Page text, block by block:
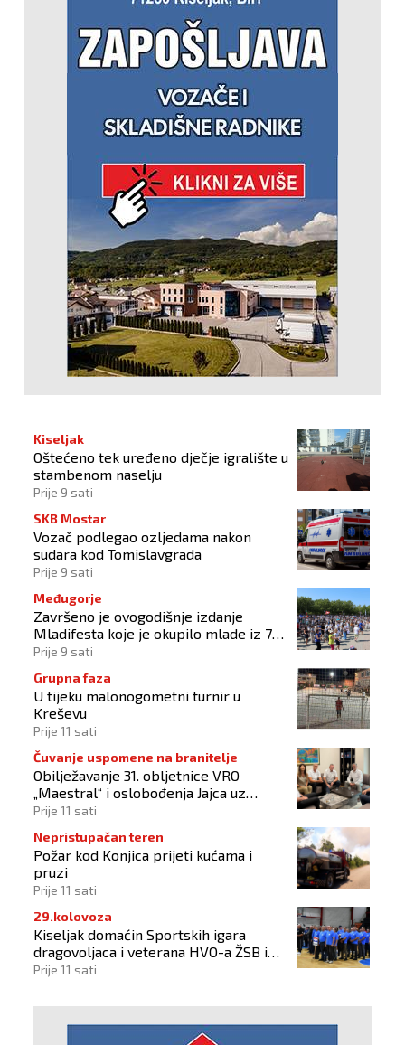
Kiseljak
Oštećeno tek uređeno dječje igralište u
stambenom naselju
Prije 9 sati
SKB Mostar
Vozač podlegao ozljedama nakon
sudara kod Tomislavgrada
Prije 9 sati
Međugorje
Završeno je ovogodišnje izdanje
Mladifesta koje je okupilo mlade iz 73
zemlje svijeta
Prije 9 sati
Grupna faza
U tijeku malonogometni turnir u
Kreševu
Prije 11 sati
Čuvanje uspomene na branitelje
Obilježavanje 31. obljetnice VRO
„Maestral“ i oslobođenja Jajca uz
pokroviteljstvo HNS-a BiH
Prije 11 sati
Nepristupačan teren
Požar kod Konjica prijeti kućama i
pruzi
Prije 11 sati
29.kolovoza
Kiseljak domaćin Sportskih igara
dragovoljaca i veterana HVO-a ŽSB i
Dana branitelja
Prije 11 sati